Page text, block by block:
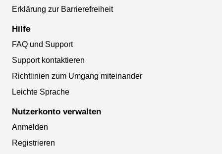
Erklärung zur Barrierefreiheit
Hilfe
FAQ und Support
Support kontaktieren
Richtlinien zum Umgang miteinander
Leichte Sprache
Nutzerkonto verwalten
Anmelden
Registrieren